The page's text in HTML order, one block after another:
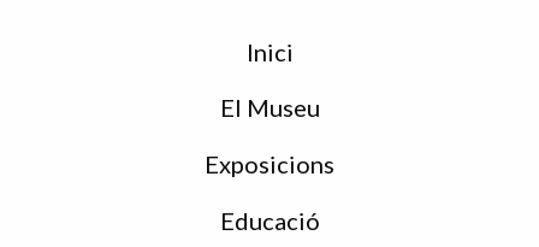
Inici
El Museu
Exposicions
Educació